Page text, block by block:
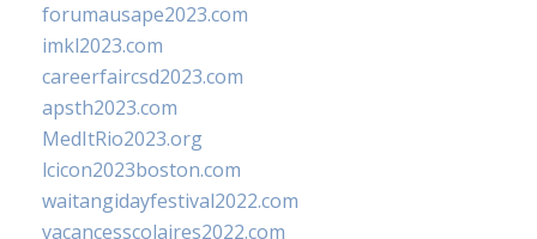
forumausape2023.com
imkl2023.com
careerfaircsd2023.com
apsth2023.com
MedItRio2023.org
lcicon2023boston.com
waitangidayfestival2022.com
vacancesscolaires2022.com